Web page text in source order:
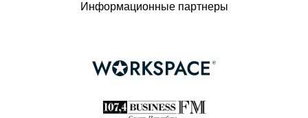
Информационные партнеры